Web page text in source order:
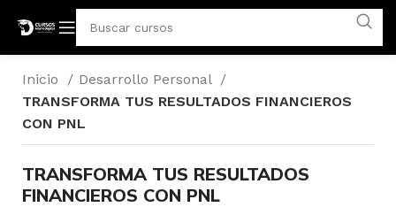
Inicio
Desarrollo Personal
TRANSFORMA TUS RESULTADOS FINANCIEROS
CON PNL
TRANSFORMA TUS RESULTADOS
FINANCIEROS CON PNL